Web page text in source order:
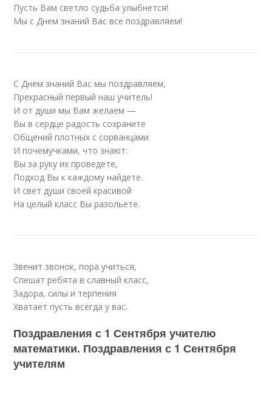
Пусть Вам светло судьба улыбнется!
Мы с Днем знаний Вас все поздравляем!
С Днем знаний Вас мы поздравляем,
Прекрасный первый наш учитель!
И от души мы Вам желаем —
Вы в сердце радость сохраните
Общений плотных с сорванцами
И почемучками, что знают:
Вы за руку их проведете,
Подход Вы к каждому найдете.
И свет души своей красивой
На целый класс Вы разольете.
Звенит звонок, пора учиться,
Спешат ребята в славный класс,
Задора, силы и терпения
Хватает пусть всегда у вас.
Поздравления с 1 Сентября учителю
математики. Поздравления с 1 Сентября
учителям